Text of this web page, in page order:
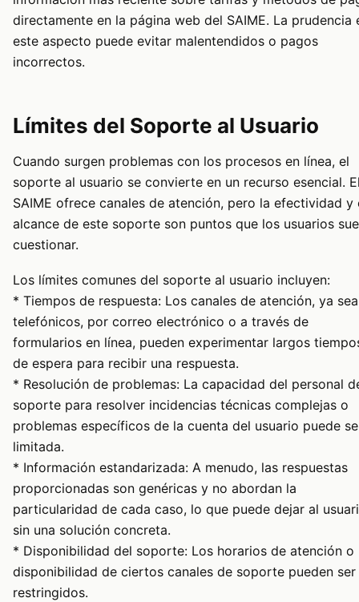
directamente en la página web del SAIME. La prudencia
este aspecto puede evitar malentendidos o pagos
incorrectos.
Límites del Soporte al Usuario
Cuando surgen problemas con los procesos en línea, el
soporte al usuario se convierte en un recurso esencial.
SAIME ofrece canales de atención, pero la efectividad y
alcance de este soporte son puntos que los usuarios
cuestionar.
Los límites comunes del soporte al usuario incluyen:
* Tiempos de respuesta: Los canales de atención, ya
telefónicos, por correo electrónico o a través de
formularios en línea, pueden experimentar largos
de espera para recibir una respuesta.
* Resolución de problemas: La capacidad del personal
soporte para resolver incidencias técnicas complejas o
problemas específicos de la cuenta del usuario puede
limitada.
* Información estandarizada: A menudo, las respuestas
proporcionadas son genéricas y no abordan la
particularidad de cada caso, lo que puede dejar al
sin una solución concreta.
* Disponibilidad del soporte: Los horarios de atención o
disponibilidad de ciertos canales de soporte pueden ser
restringidos.